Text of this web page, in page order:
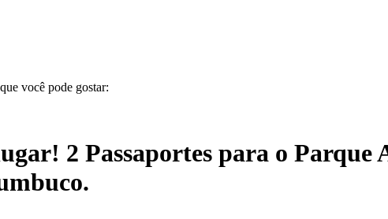
você pode gostar:
2 Passaportes para o